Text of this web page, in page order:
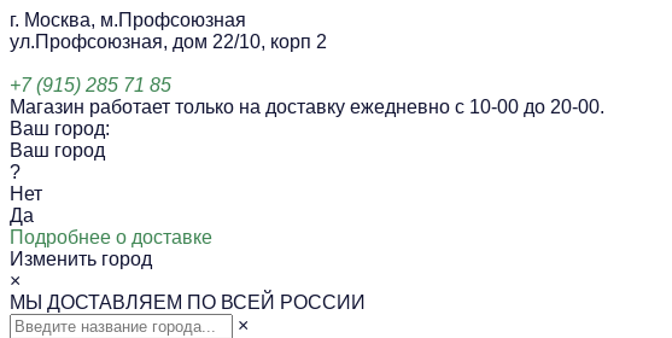
г. Москва, м.Профсоюзная
ул.Профсоюзная, дом 22/10, корп 2
+7 (915) 285 71 85
Магазин работает только на доставку ежедневно с 10-00 до 20-00.
Ваш город:
Ваш город
?
Нет
Да
Подробнее о доставке
Изменить город
×
МЫ ДОСТАВЛЯЕМ ПО ВСЕЙ РОССИИ
×